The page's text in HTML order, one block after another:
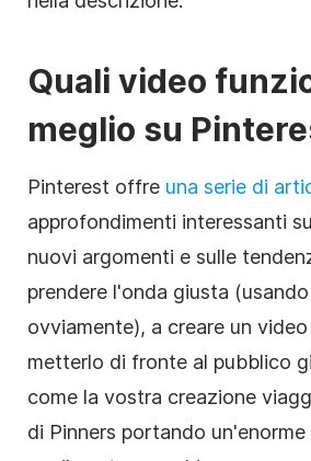
Quali video
meglio su
Pinterest offre una serie di
approfondimenti interessanti
nuovi argomenti e sulle
prendere l'onda giusta
ovviamente), a creare un
metterlo di fronte al pubblico
come la vostra creazione
di Pinners portando